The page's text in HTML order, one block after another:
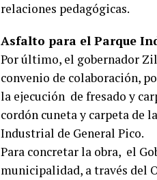
relaciones pedagógicas.
Asfalto para el Parque
Por último, el gobernador
convenio de colaboración,
la ejecución de fresado y
cordón cuneta y carpeta de
Industrial de General Pico.
Para concretar la obra, el
municipalidad, a través del